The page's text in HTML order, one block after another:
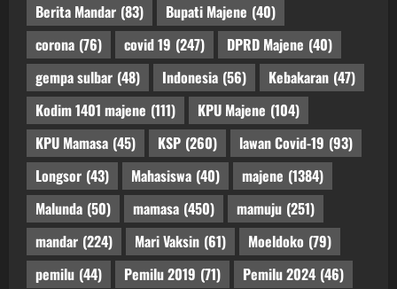
Berita Mandar (83) Bupati Majene (40)
corona (76) covid 19 (247) DPRD Majene (40)
gempa sulbar (48) Indonesia (56) Kebakaran (47)
Kodim 1401 majene (111) KPU Majene (104)
KPU Mamasa (45) KSP (260) lawan Covid-19 (93)
Longsor (43) Mahasiswa (40) majene (1384)
Malunda (50) mamasa (450) mamuju (251)
mandar (224) Mari Vaksin (61) Moeldoko (79)
pemilu (44) Pemilu 2019 (71) Pemilu 2024 (46)